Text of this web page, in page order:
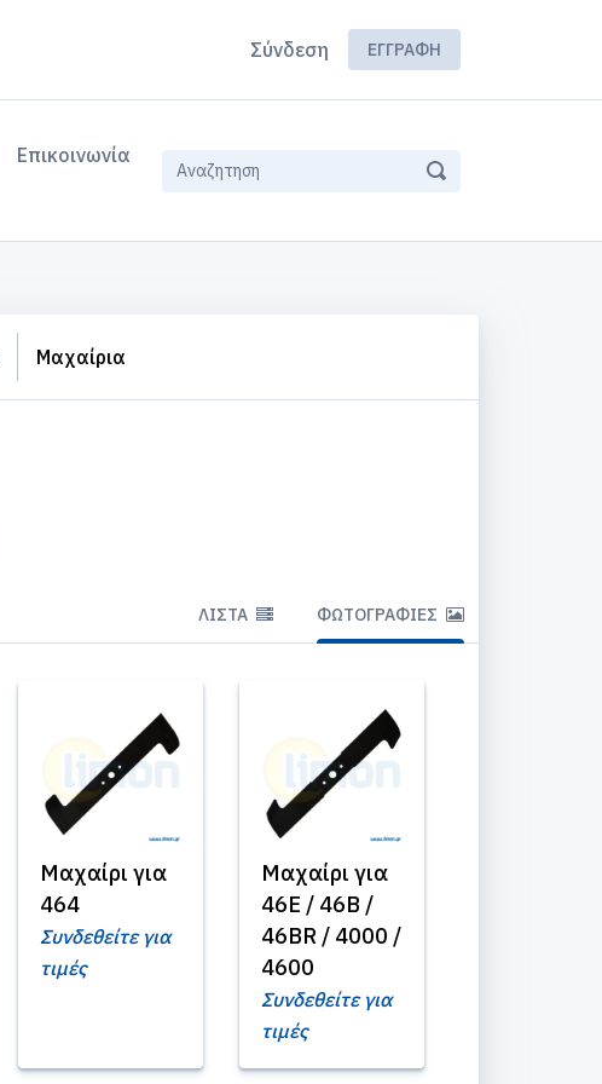
Σύνδεση ΕΓΓΡΑΦΉ
Επικοινωνία
Μαχαίρια
ΛΊΣΤΑ ΦΩΤΟΓΡΑΦΊΕΣ
Μαχαίρι για
464
Συνδεθείτε για
τιμές
Μαχαίρι για
46E / 46B /
46BR / 4000 /
4600
Συνδεθείτε για
τιμές